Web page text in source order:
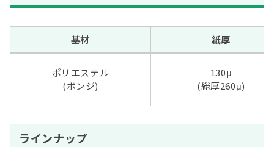
基材 紙厚
ポリエステル
(ポンジ)
130μ
(総厚260μ)
ラインナップ